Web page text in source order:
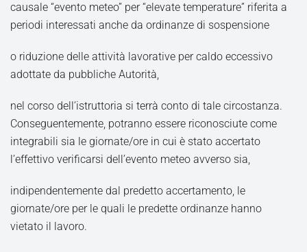
causale “evento meteo” per “elevate temperature” riferita a
periodi interessati anche da ordinanze di sospensione
o riduzione delle attività lavorative per caldo eccessivo
adottate da pubbliche Autorità,
nel corso dell’istruttoria si terrà conto di tale circostanza.
Conseguentemente, potranno essere riconosciute come
integrabili sia le giornate/ore in cui è stato accertato
l’effettivo verificarsi dell’evento meteo avverso sia,
indipendentemente dal predetto accertamento, le
giornate/ore per le quali le predette ordinanze hanno
vietato il lavoro.